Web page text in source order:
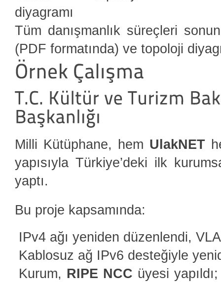
Tüm danışmanlık süreçleri
(PDF formatında) ve topoloji
Milli Kütüphane, hem UlakNET
yapısıyla Türkiye’deki ilk
yaptı.
Bu proje kapsamında:
IPv4 ağı yeniden düzenlendi,
Kablosuz ağ IPv6 desteğiyle
Kurum, RIPE NCC üyesi